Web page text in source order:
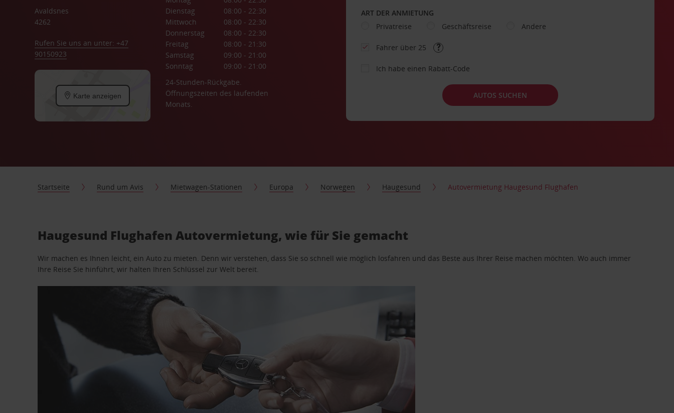
Avaldsnes
4262
Rufen Sie uns an unter: +47
90150923
Karte anzeigen
Dienstag
08:00 - 22:30
Mittwoch
08:00 - 22:30
Donnerstag
08:00 - 22:30
Freitag
08:00 - 21:30
Samstag
09:00 - 21:00
Sonntag
09:00 - 21:00
24-Stunden-Rückgabe.
Öffnungszeiten des laufenden
Monats.
ART DER ANMIETUNG
Privatreise
Geschäftsreise Andere
Fahrer über 25
Ich habe einen Rabatt-Code
AUTOS SUCHEN
Startseite Rund um Avis Mietwagen-Stationen Europa Norwegen Haugesund Autovermietung Haugesund Flughafen
Haugesund Flughafen Autovermietung, wie für Sie gemacht
Wir machen es Ihnen leicht, ein Auto zu mieten. Denn wir verstehen, dass Sie so schnell wie möglich losfahren und das Beste aus Ihrer Reise machen möchten. Wo auch immer
Ihre Reise Sie hinführt, wir halten Ihren Schlüssel zur Welt bereit.